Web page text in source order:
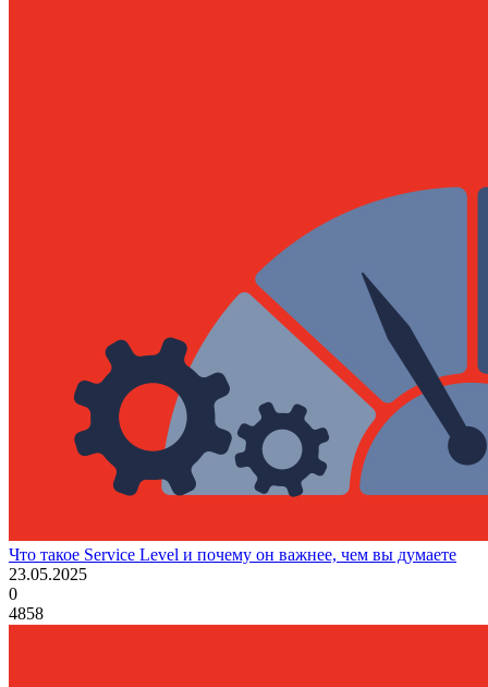
Что такое Service Level и почему он важнее, чем вы думаете
23.05.2025
0
4858